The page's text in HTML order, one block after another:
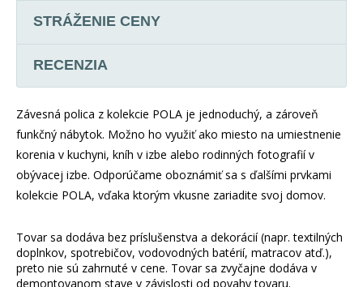
STRÁŽENIE CENY
RECENZIA
Závesná polica z kolekcie POLA je jednoduchý, a zároveň
funkčný nábytok. Možno ho využiť ako miesto na umiestnenie
korenia v kuchyni, kníh v izbe alebo rodinných fotografií v
obývacej izbe. Odporúčame oboznámiť sa s ďalšími prvkami
kolekcie POLA, vďaka ktorým vkusne zariadite svoj domov.
Tovar sa dodáva bez príslušenstva a dekorácií (napr. textilných
doplnkov, spotrebičov, vodovodných batérií, matracov atď.),
preto nie sú zahrnuté v cene. Tovar sa zvyčajne dodáva v
demontovanom stave v závislosti od povahy tovaru.